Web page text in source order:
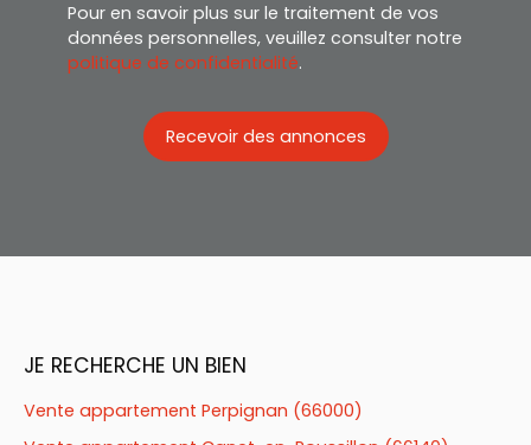
Pour en savoir plus sur le traitement de vos
données personnelles, veuillez consulter notre
politique de confidentialité.
Recevoir des annonces
JE RECHERCHE UN BIEN
Vente appartement Perpignan (66000)